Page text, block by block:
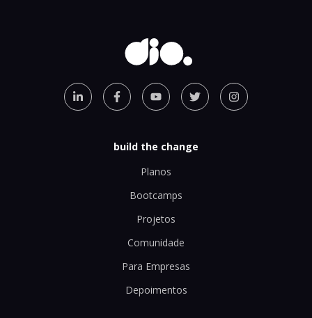
build the change
Planos
Bootcamps
Projetos
Comunidade
Para Empresas
Depoimentos